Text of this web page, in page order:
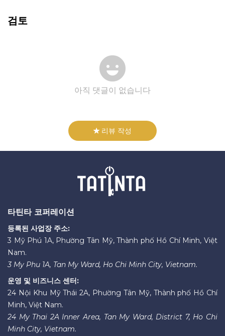
검토
아직 댓글이 없습니다
리뷰 작성
타틴타 코퍼레이션
등록된 사업장 주소:
3 Mỹ Phú 1A, Phường Tân Mỹ, Thành phố Hồ Chí Minh, Việt
Nam.
3 My Phu 1A, Tan My Ward, Ho Chi Minh City, Vietnam.
운영 및 비즈니스 센터:
24 Nội Khu Mỹ Thái 2A, Phường Tân Mỹ, Thành phố Hồ Chí
Minh, Việt Nam.
24 My Thai 2A Inner Area, Tan My Ward, District 7, Ho Chi
Minh City, Vietnam.